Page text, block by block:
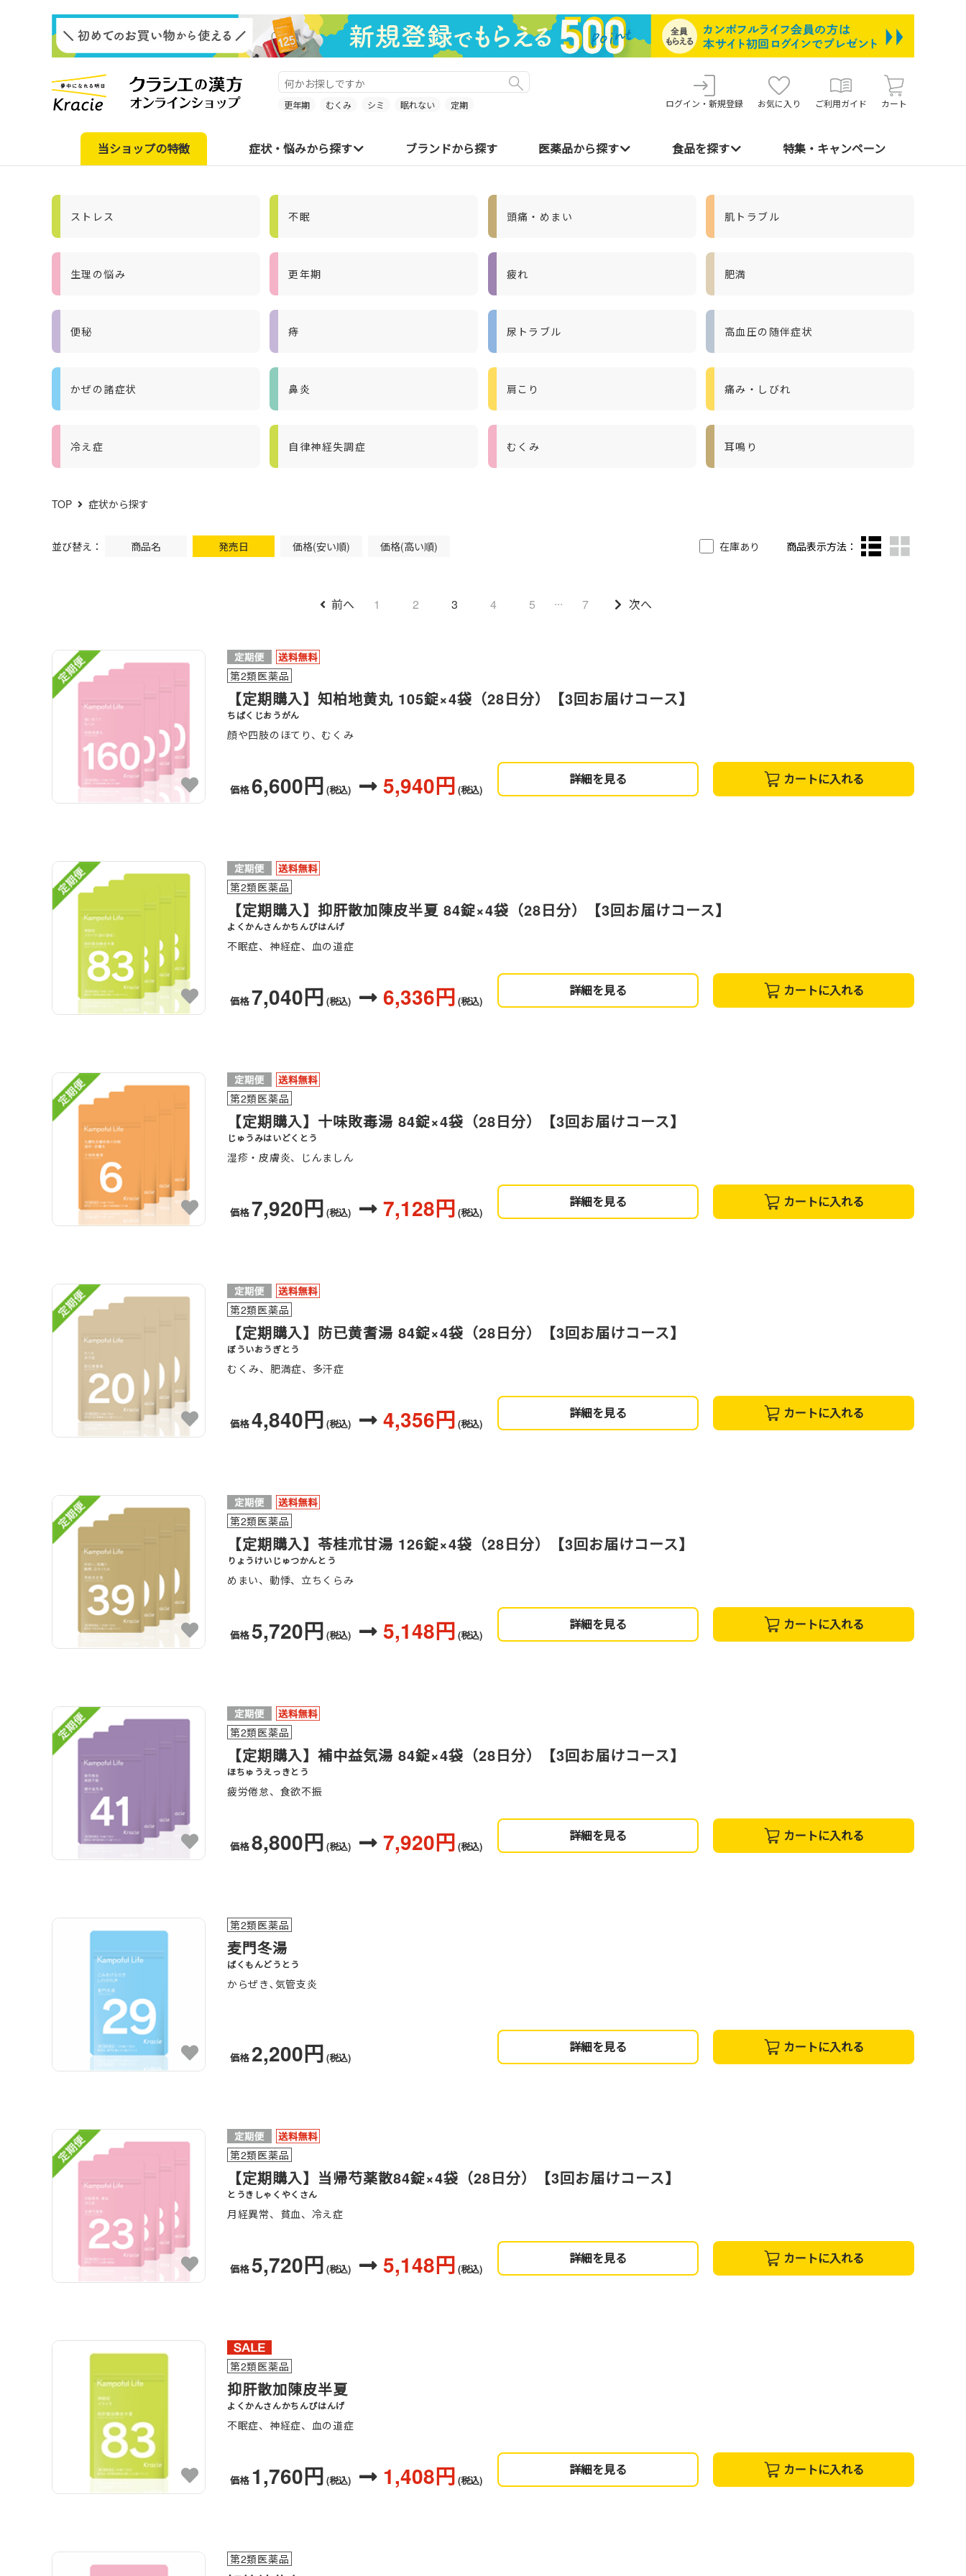
更年期 むくみ シミ 眠れない 定期 ログイン・新規登録 お気に入り ご利用ガイド カート
当ショップの特徴 症状・悩みから探す ブランドから探す 医薬品から探す 食品を探す 特集・キャンペーン
ストレス 不眠 頭痛・めまい 肌トラブル
生理の悩み 更年期 疲れ 肥満
便秘 痔 尿トラブル 高血圧の随伴症状
かぜの諸症状 鼻炎 肩こり 痛み・しびれ
冷え症 自律神経失調症 むくみ 耳鳴り
TOP 症状から探す
並び替え： 商品名 発売日 価格(安い順) 価格(高い順) 在庫あり 商品表示方法：
前へ 1 2 3 4 5 ... 7 次へ
第2類医薬品
【定期購入】知柏地黄丸 105錠×4袋（28日分）【3回お届けコース】
ちばくじおうがん
顔や四肢のほてり、むくみ
価格 6,600円 (税込) 5,940円 (税込)
詳細を見る カートに入れる
第2類医薬品
【定期購入】抑肝散加陳皮半夏 84錠×4袋（28日分）【3回お届けコース】
よくかんさんかちんぴはんげ
不眠症、神経症、血の道症
価格 7,040円 (税込) 6,336円 (税込)
詳細を見る カートに入れる
第2類医薬品
【定期購入】十味敗毒湯 84錠×4袋（28日分）【3回お届けコース】
じゅうみはいどくとう
湿疹・皮膚炎、じんましん
価格 7,920円 (税込) 7,128円 (税込)
詳細を見る カートに入れる
第2類医薬品
【定期購入】防已黄耆湯 84錠×4袋（28日分）【3回お届けコース】
ぼういおうぎとう
むくみ、肥満症、多汗症
価格 4,840円 (税込) 4,356円 (税込)
詳細を見る カートに入れる
第2類医薬品
【定期購入】苓桂朮甘湯 126錠×4袋（28日分）【3回お届けコース】
りょうけいじゅつかんとう
めまい、動悸、立ちくらみ
価格 5,720円 (税込) 5,148円 (税込)
詳細を見る カートに入れる
第2類医薬品
【定期購入】補中益気湯 84錠×4袋（28日分）【3回お届けコース】
ほちゅうえっきとう
疲労倦怠、食欲不振
価格 8,800円 (税込) 7,920円 (税込)
詳細を見る カートに入れる
第2類医薬品
麦門冬湯
ばくもんどうとう
からぜき､気管支炎
価格 2,200円 (税込)
詳細を見る カートに入れる
第2類医薬品
【定期購入】当帰芍薬散84錠×4袋（28日分）【3回お届けコース】
とうきしゃくやくさん
月経異常、貧血、冷え症
価格 5,720円 (税込) 5,148円 (税込)
詳細を見る カートに入れる
第2類医薬品
抑肝散加陳皮半夏
よくかんさんかちんぴはんげ
不眠症、神経症、血の道症
価格 1,760円 (税込) 1,408円 (税込)
詳細を見る カートに入れる
第2類医薬品